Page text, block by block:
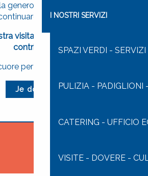
I NOSTRI SERVIZI
SPAZI VERDI -
PULIZIA - PADIGLIONI
CATERING - UFFICIO
VISITE - DOVERE -
generosità di ciascuno che
la nostra missione.
visita, avrete l’opportunità di
contribuire.
per il vostro sostegno.
Je donne